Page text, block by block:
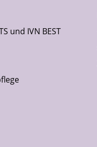
und IVN BEST